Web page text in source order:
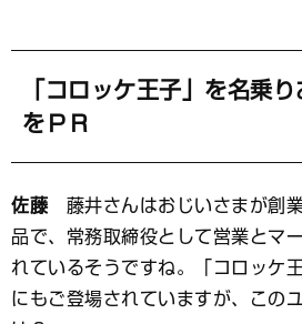
「コロッケ王子」を名乗
をＰＲ
佐藤藤井さんはおじいさまが創
品で、常務取締役として営業とマ
れているそうですね。「コロッケ
にもご登場されていますが、この